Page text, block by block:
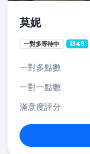
莫妮
一對多等待中 i349
一對多點數
一對一點數
滿意度評分